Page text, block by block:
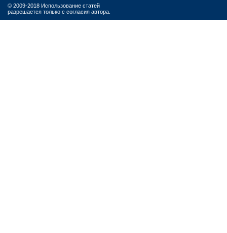
© 2009-2018 Использование статей
разрешается только с согласия автора.